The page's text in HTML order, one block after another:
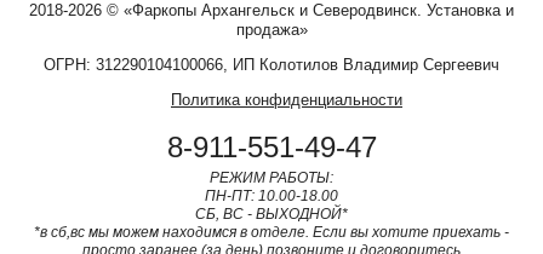
2018-2026 © «Фаркопы Архангельск и Северодвинск. Установка и
продажа»
ОГРН: 312290104100066, ИП Колотилов Владимир Сергеевич
Политика конфиденциальности
8-911-551-49-47
РЕЖИМ РАБОТЫ:
ПН-ПТ: 10.00-18.00
СБ, ВС - ВЫХОДНОЙ*
*в сб,вс мы можем находимся в отделе. Если вы хотите приехать -